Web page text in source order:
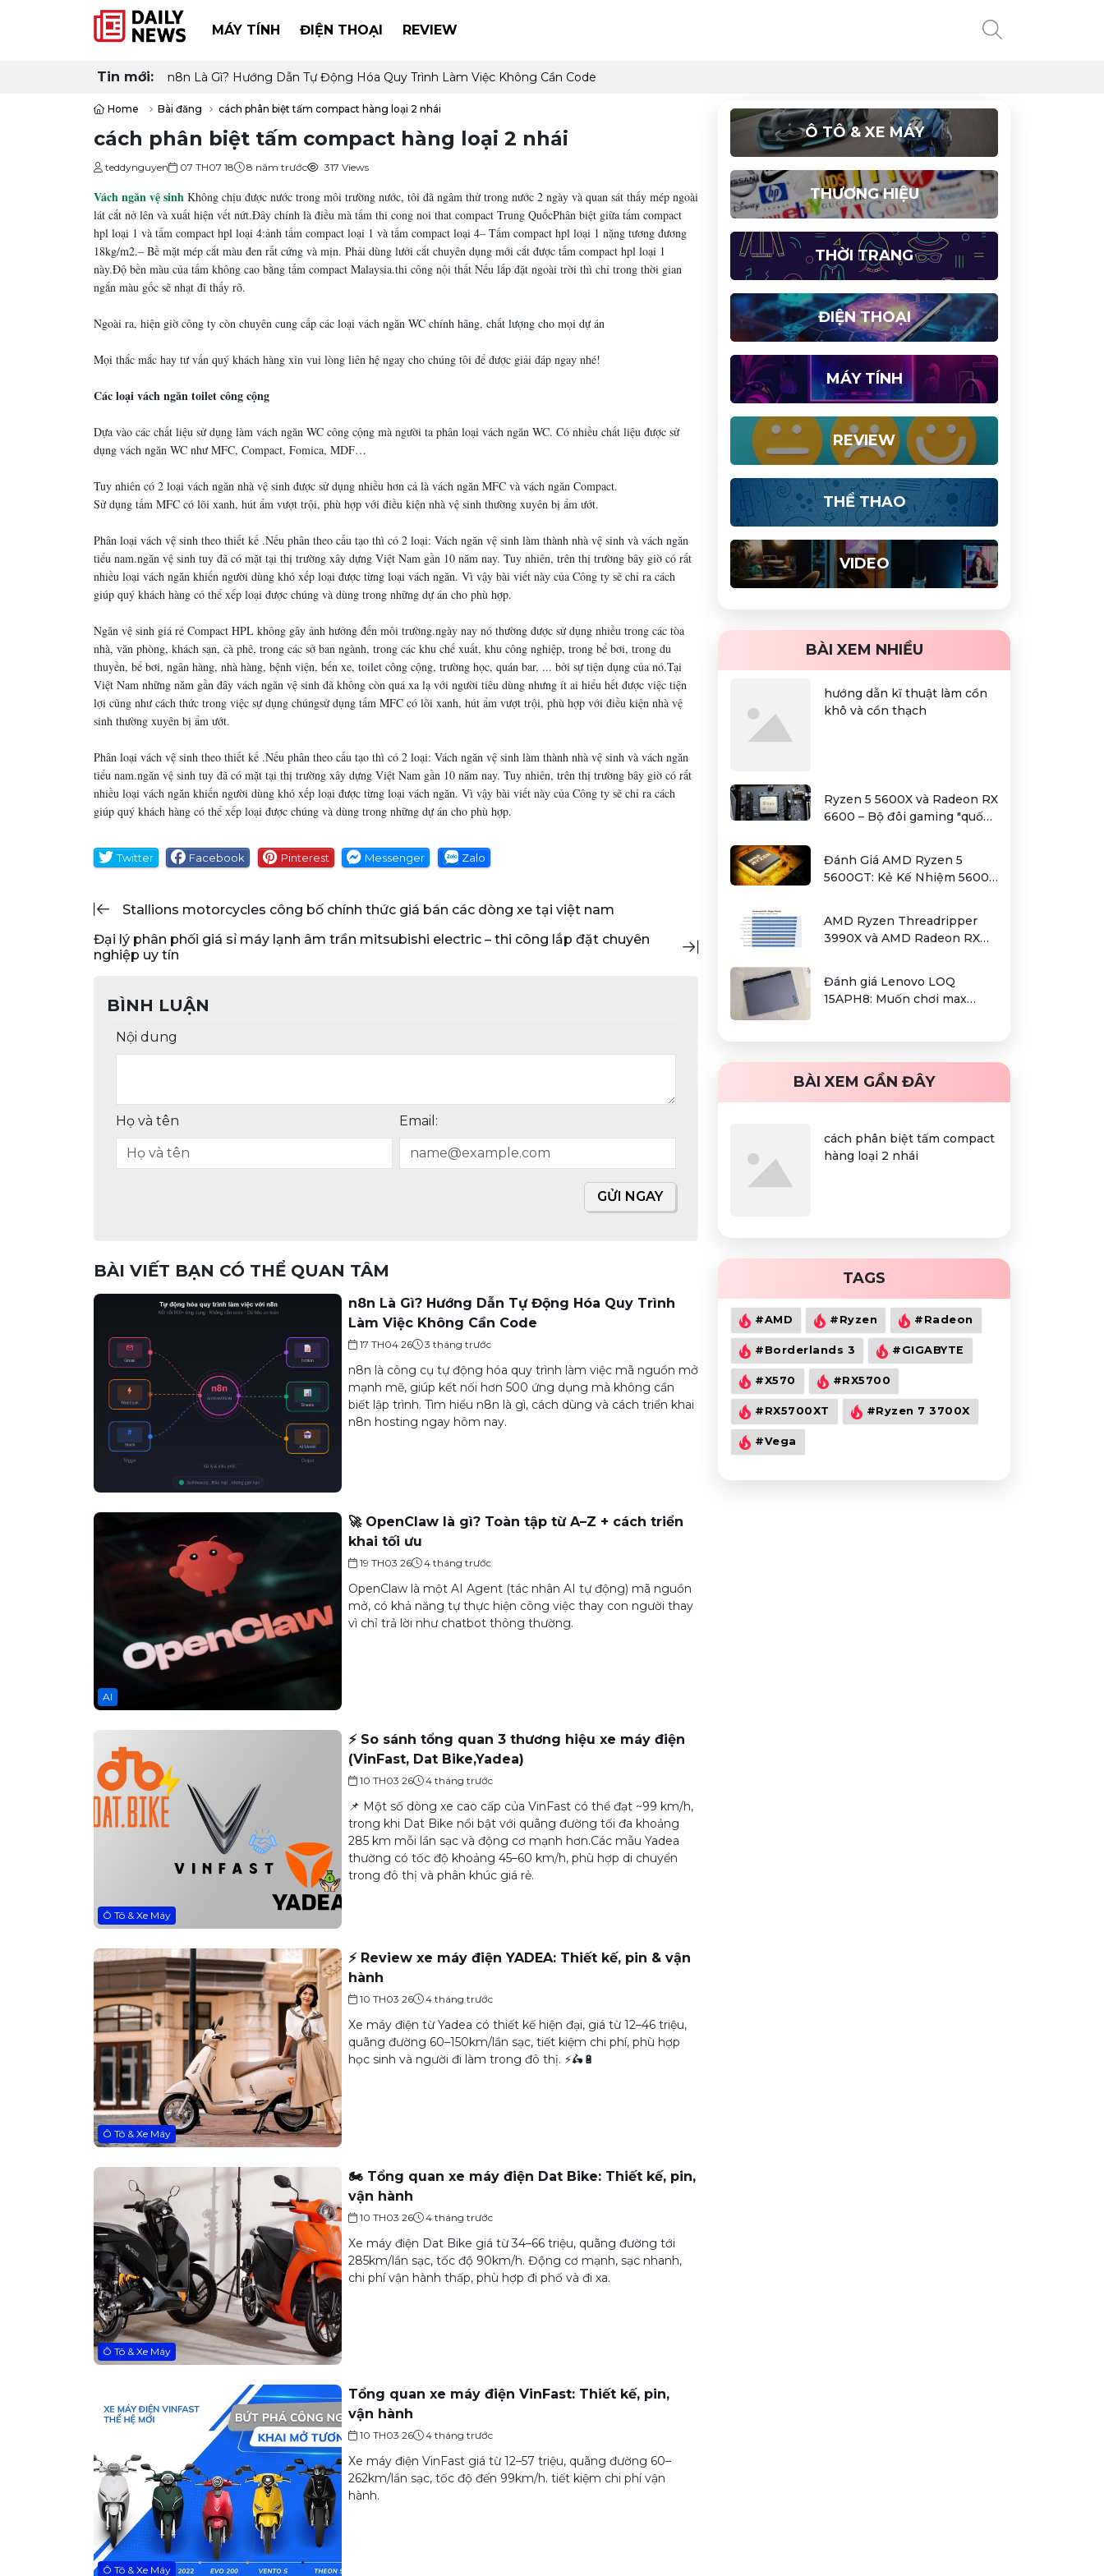
MÁY TÍNH ĐIỆN THOẠI REVIEW
Tin mới: n8n Là Gì? Hướng Dẫn Tự Động Hóa Quy Trình Làm Việc Không Cần Code
Home Bài đăng cách phân biệt tấm compact hàng loại 2 nhái
cách phân biệt tấm compact hàng loại 2 nhái
teddynguyen 07 TH07 18 8 năm trước 317 Views
Vách ngăn vệ sinh Không chịu được nước trong môi trường nước, tôi đã ngâm thử trong nước 2 ngày và quan sát thấy mép ngoài
lát cắt nở lên và xuất hiện vết nứt.Đây chính là điều mà tấm thi cong noi that compact Trung QuốcPhân biệt giữa tấm compact
hpl loại 1 và tấm compact hpl loại 4:ảnh tấm compact loại 1 và tấm compact loại 4– Tấm compact hpl loại 1 nặng tương đương
18kg/m2.– Bề mặt mép cắt màu đen rất cứng và mịn. Phải dùng lưởi cắt chuyên dụng mới cắt được tấm compact hpl loại 1
này.Độ bền màu của tấm không cao bằng tấm compact Malaysia.thi công nội thất Nếu lắp đặt ngoài trời thì chỉ trong thời gian
ngắn màu gốc sẽ nhạt đi thấy rõ.
Ngoài ra, hiện giờ công ty còn chuyên cung cấp các loại vách ngăn WC chính hãng, chất lượng cho mọi dự án
Mọi thắc mắc hay tư vấn quý khách hàng xin vui lòng liên hệ ngay cho chúng tôi để được giải đáp ngay nhé!
Các loại vách ngăn toilet công cộng
Dựa vào các chất liệu sử dụng làm vách ngăn WC công cộng mà người ta phân loại vách ngăn WC. Có nhiều chất liệu được sử
dụng vách ngăn WC như MFC, Compact, Fomica, MDF…
Tuy nhiên có 2 loại vách ngăn nhà vệ sinh được sử dụng nhiều hơn cả là vách ngăn MFC và vách ngăn Compact.
Sử dụng tấm MFC có lõi xanh, hút ẩm vượt trội, phù hợp với điều kiện nhà vệ sinh thường xuyên bị ẩm ướt.
Phân loại vách vệ sinh theo thiết kế .Nếu phân theo cấu tạo thì có 2 loại: Vách ngăn vệ sinh làm thành nhà vệ sinh và vách ngăn
tiểu nam.ngăn vệ sinh tuy đã có mặt tại thị trường xây dựng Việt Nam gần 10 năm nay. Tuy nhiên, trên thị trường bây giờ có rất
nhiều loại vách ngăn khiến người dùng khó xếp loại được từng loại vách ngăn. Vì vậy bài viết này của Công ty sẽ chỉ ra cách
giúp quý khách hàng có thể xếp loại được chúng và dùng trong những dự án cho phù hợp.
Ngăn vệ sinh giá rẻ Compact HPL không gây ảnh hưởng đến môi trường.ngày nay nó thường được sử dụng nhiều trong các tòa
nhà, văn phòng, khách sạn, cà phê, trong các sở ban ngành, trong các khu chế xuất, khu công nghiệp, trong bể bơi, trong du
thuyền, bể bơi, ngân hàng, nhà hàng, bệnh viện, bến xe, toilet công cộng, trường học, quán bar, ... bởi sự tiện dụng của nó.Tại
Việt Nam những năm gần đây vách ngăn vệ sinh đã không còn quá xa lạ với người tiêu dùng nhưng ít ai hiểu hết được việc tiện
lợi cũng như cách thức trong việc sự dụng chúngsử dụng tấm MFC có lõi xanh, hút ẩm vượt trội, phù hợp với điều kiện nhà vệ
sinh thường xuyên bị ẩm ướt.
Phân loại vách vệ sinh theo thiết kế .Nếu phân theo cấu tạo thì có 2 loại: Vách ngăn vệ sinh làm thành nhà vệ sinh và vách ngăn
tiểu nam.ngăn vệ sinh tuy đã có mặt tại thị trường xây dựng Việt Nam gần 10 năm nay. Tuy nhiên, trên thị trường bây giờ có rất
nhiều loại vách ngăn khiến người dùng khó xếp loại được từng loại vách ngăn. Vì vậy bài viết này của Công ty sẽ chỉ ra cách
giúp quý khách hàng có thể xếp loại được chúng và dùng trong những dự án cho phù hợp.
Twitter Facebook Pinterest Messenger Zalo
stallions motorcycles công bố chính thức giá bán các dòng xe tại việt nam
đại lý phân phối giá sỉ máy lạnh âm trần mitsubishi electric – thi công lắp đặt chuyên
nghiệp uy tín
BÌNH LUẬN
Nội dung
Họ và tên Email:
GỬI NGAY
BÀI VIẾT BẠN CÓ THỂ QUAN TÂM
n8n Là Gì? Hướng Dẫn Tự Động Hóa Quy Trình
Làm Việc Không Cần Code
17 TH04 26 3 tháng trước
n8n là công cụ tự động hóa quy trình làm việc mã nguồn mở
mạnh mẽ, giúp kết nối hơn 500 ứng dụng mà không cần
biết lập trình. Tìm hiểu n8n là gì, cách dùng và cách triển khai
n8n hosting ngay hôm nay.
AI
🚀 OpenClaw là gì? Toàn tập từ A–Z + cách triển
khai tối ưu
19 TH03 26 4 tháng trước
OpenClaw là một AI Agent (tác nhân AI tự động) mã nguồn
mở, có khả năng tự thực hiện công việc thay con người thay
vì chỉ trả lời như chatbot thông thường.
Ô Tô & Xe Máy
⚡ So sánh tổng quan 3 thương hiệu xe máy điện
(VinFast, Dat Bike,Yadea)
10 TH03 26 4 tháng trước
📌 Một số dòng xe cao cấp của VinFast có thể đạt ~99 km/h,
trong khi Dat Bike nổi bật với quãng đường tối đa khoảng
285 km mỗi lần sạc và động cơ mạnh hơn.Các mẫu Yadea
thường có tốc độ khoảng 45–60 km/h, phù hợp di chuyển
trong đô thị và phân khúc giá rẻ.
Ô Tô & Xe Máy
⚡ Review xe máy điện YADEA: Thiết kế, pin & vận
hành
10 TH03 26 4 tháng trước
Xe máy điện từ Yadea có thiết kế hiện đại, giá từ 12–46 triệu,
quãng đường 60–150km/lần sạc, tiết kiệm chi phí, phù hợp
học sinh và người đi làm trong đô thị. ⚡🛵🔋
Ô Tô & Xe Máy
🏍️ Tổng quan xe máy điện Dat Bike: Thiết kế, pin,
vận hành
10 TH03 26 4 tháng trước
Xe máy điện Dat Bike giá từ 34–66 triệu, quãng đường tới
285km/lần sạc, tốc độ 90km/h. Động cơ mạnh, sạc nhanh,
chi phí vận hành thấp, phù hợp đi phố và đi xa.
Ô Tô & Xe Máy
Tổng quan xe máy điện VinFast: Thiết kế, pin,
vận hành
10 TH03 26 4 tháng trước
Xe máy điện VinFast giá từ 12–57 triệu, quãng đường 60–
262km/lần sạc, tốc độ đến 99km/h. tiết kiệm chi phí vận
hành.
Ô TÔ & XE MÁY
THƯƠNG HIỆU
THỜI TRANG
ĐIỆN THOẠI
MÁY TÍNH
REVIEW
THỂ THAO
VIDEO
BÀI XEM NHIỀU
hướng dẫn kĩ thuật làm cồn
khô và cồn thạch
Ryzen 5 5600X và Radeon RX
6600 – Bộ đôi gaming "quốc
Đánh Giá AMD Ryzen 5
5600GT: Kẻ Kế Nhiệm 5600G
AMD Ryzen Threadripper
3990X và AMD Radeon RX
cơm cho người dùng làm đồ
hoạ chuyên nghiệp
Đánh giá Lenovo LOQ
15APH8: Muốn chơi max
BÀI XEM GẦN ĐÂY
cách phân biệt tấm compact
hàng loại 2 nhái
TAGS
#AMD #Ryzen #Radeon
#Borderlands 3 #GIGABYTE
#X570 #RX5700
#RX5700XT #Ryzen 7 3700X
#Vega